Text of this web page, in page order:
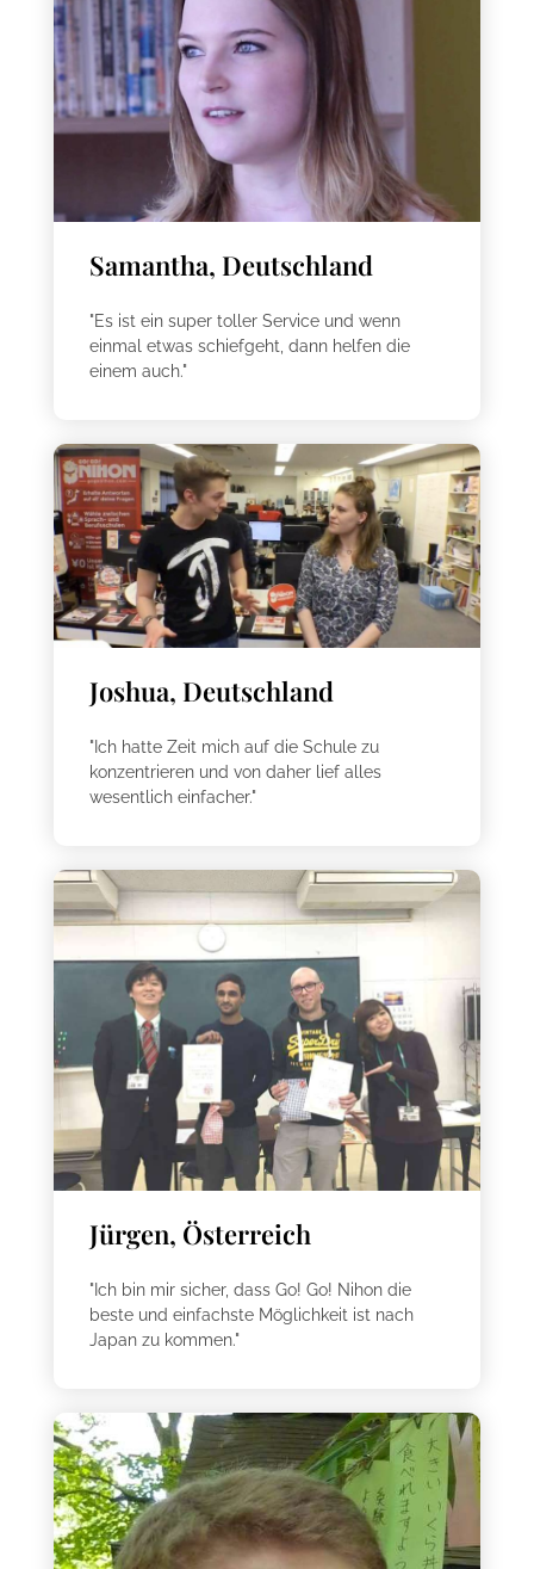
Samantha, Deutschland
"Es ist ein super toller Service und wenn
einmal etwas schiefgeht, dann helfen die
einem auch."
Joshua, Deutschland
"Ich hatte Zeit mich auf die Schule zu
konzentrieren und von daher lief alles
wesentlich einfacher."
Jürgen, Österreich
"Ich bin mir sicher, dass Go! Go! Nihon die
beste und einfachste Möglichkeit ist nach
Japan zu kommen."